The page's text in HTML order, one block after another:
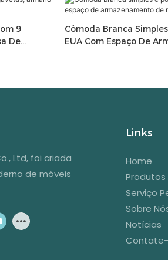
9
De
Cômoda Branca
EUA Com Espaço De
Ltd, foi criada
de móveis
Links
Home
Produtos
Serviço
Sobre
Notícias